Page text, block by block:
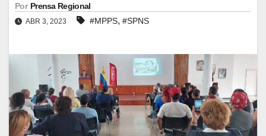
Por Prensa Regional
ABR 3, 2023 #MPPS, #SPNS